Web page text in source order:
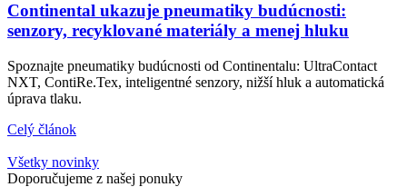
Continental ukazuje pneumatiky budúcnosti:
senzory, recyklované materiály a menej hluku
Spoznajte pneumatiky budúcnosti od Continentalu: UltraContact
NXT, ContiRe.Tex, inteligentné senzory, nižší hluk a automatická
úprava tlaku.
Celý článok
Všetky novinky
Doporučujeme z našej ponuky